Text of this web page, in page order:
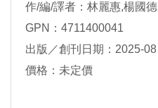
作/編/譯者：林麗惠,楊國德
GPN：4711400041
出版／創刊日期：2025-08
價格：未定價